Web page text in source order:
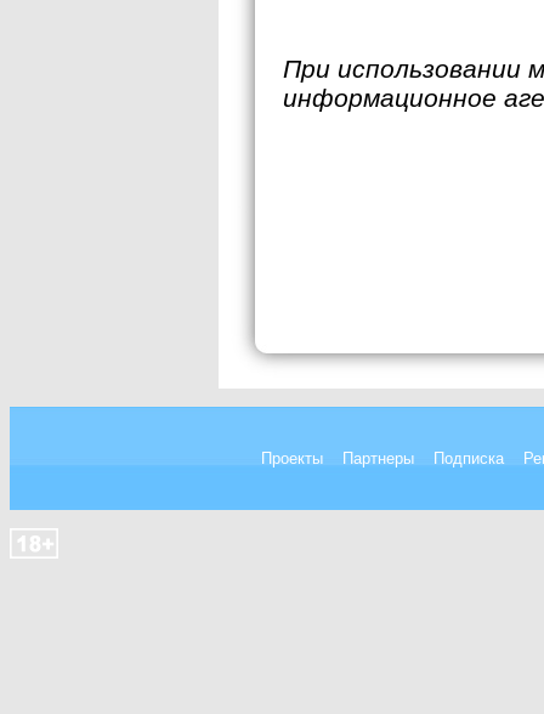
При использовании
информационное
Проекты Партнеры Подписка